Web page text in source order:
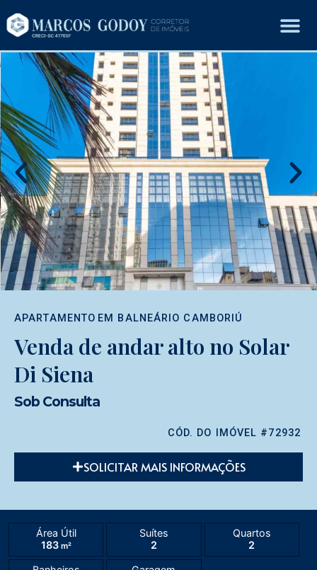
APARTAMENTO EM BALNEÁRIO CAMBORIÚ
Venda de andar alto no Solar
Di Siena
Sob Consulta
CÓD. DO IMÓVEL #72932
SOLICITAR MAIS INFORMAÇÕES
Área Útil
183m²
Suítes
2
Quartos
2